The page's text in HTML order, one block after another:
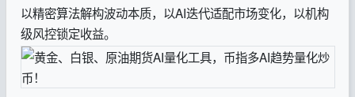
以精密算法解构波动本质，以AI迭代适配市场变化，以机构
级风控锁定收益。